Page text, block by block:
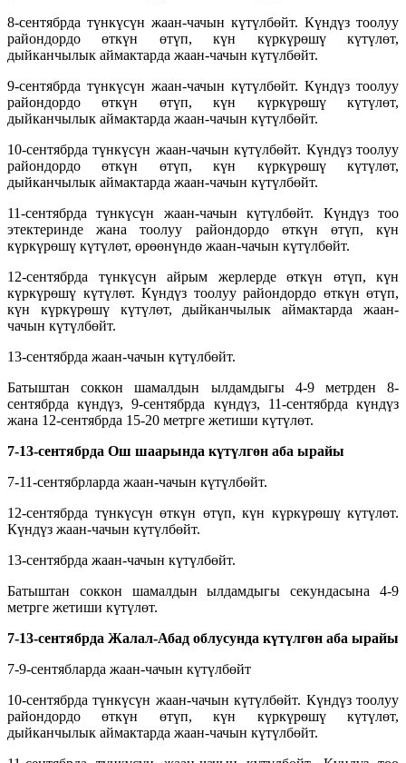
8-сентябрда түнкүсүн жаан-чачын күтүлбөйт. Күндүз тоолуу
райондордо өткүн өтүп, күн күркүрөшү күтүлөт,
дыйканчылык аймактарда жаан-чачын күтүлбөйт.
9-сентябрда түнкүсүн жаан-чачын күтүлбөйт. Күндүз тоолуу
райондордо өткүн өтүп, күн күркүрөшү күтүлөт,
дыйканчылык аймактарда жаан-чачын күтүлбөйт.
10-сентябрда түнкүсүн жаан-чачын күтүлбөйт. Күндүз тоолуу
райондордо өткүн өтүп, күн күркүрөшү күтүлөт,
дыйканчылык аймактарда жаан-чачын күтүлбөйт.
11-сентябрда түнкүсүн жаан-чачын күтүлбөйт. Күндүз тоо
этектеринде жана тоолуу райондордо өткүн өтүп, күн
күркүрөшү күтүлөт, өрөөнүндө жаан-чачын күтүлбөйт.
12-сентябрда түнкүсүн айрым жерлерде өткүн өтүп, күн
күркүрөшү күтүлөт. Күндүз тоолуу райондордо өткүн өтүп,
күн күркүрөшү күтүлөт, дыйканчылык аймактарда жаан-
чачын күтүлбөйт.
13-сентябрда жаан-чачын күтүлбөйт.
Батыштан соккон шамалдын ылдамдыгы 4-9 метрден 8-
сентябрда күндүз, 9-сентябрда күндүз, 11-сентябрда күндүз
жана 12-сентябрда 15-20 метрге жетиши күтүлөт.
7-13-сентябрда Ош шаарында күтүлгөн аба ырайы
7-11-сентябрларда жаан-чачын күтүлбөйт.
12-сентябрда түнкүсүн өткүн өтүп, күн күркүрөшү күтүлөт.
Күндүз жаан-чачын күтүлбөйт.
13-сентябрда жаан-чачын күтүлбөйт.
Батыштан соккон шамалдын ылдамдыгы секундасына 4-9
метрге жетиши күтүлөт.
7-13-сентябрда Жалал-Абад облусунда күтүлгөн аба ырайы
7-9-сентябларда жаан-чачын күтүлбөйт
10-сентябрда түнкүсүн жаан-чачын күтүлбөйт. Күндүз тоолуу
райондордо өткүн өтүп, күн күркүрөшү күтүлөт,
дыйканчылык аймактарда жаан-чачын күтүлбөйт.